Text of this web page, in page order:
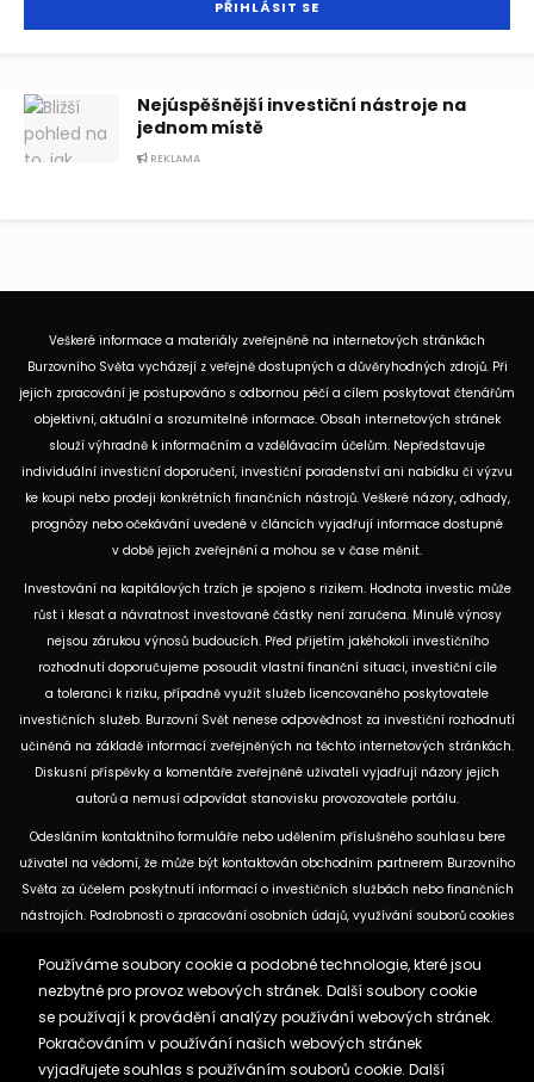
Nejúspěšnější investiční nástroje na
jednom místě
REKLAMA
Veškeré informace a materiály zveřejněné na internetových stránkách
Burzovního Světa vycházejí z veřejně dostupných a důvěryhodných zdrojů. Při
jejich zpracování je postupováno s odbornou péčí a cílem poskytovat čtenářům
objektivní, aktuální a srozumitelné informace. Obsah internetových stránek
slouží výhradně k informačním a vzdělávacím účelům. Nepředstavuje
individuální investiční doporučení, investiční poradenství ani nabídku či výzvu
ke koupi nebo prodeji konkrétních finančních nástrojů. Veškeré názory, odhady,
prognózy nebo očekávání uvedené v článcích vyjadřují informace dostupné
v době jejich zveřejnění a mohou se v čase měnit.
Investování na kapitálových trzích je spojeno s rizikem. Hodnota investic může
růst i klesat a návratnost investované částky není zaručena. Minulé výnosy
nejsou zárukou výnosů budoucích. Před přijetím jakéhokoli investičního
rozhodnutí doporučujeme posoudit vlastní finanční situaci, investiční cíle
a toleranci k riziku, případně využít služeb licencovaného poskytovatele
investičních služeb. Burzovní Svět nenese odpovědnost za investiční rozhodnutí
učiněná na základě informací zveřejněných na těchto internetových stránkách.
Diskusní příspěvky a komentáře zveřejněné uživateli vyjadřují názory jejich
autorů a nemusí odpovídat stanovisku provozovatele portálu.
Odesláním kontaktního formuláře nebo udělením příslušného souhlasu bere
uživatel na vědomí, že může být kontaktován obchodním partnerem Burzovního
Světa za účelem poskytnutí informací o investičních službách nebo finančních
nástrojích. Podrobnosti o zpracování osobních údajů, využívání souborů cookies
dostupných na těchto internetových stránkách. U jednotlivých článků mohou
být uvedeny informace o použitých zdrojích, datu původní analýzy nebo datu,
ke kterému se vztahují uvedené tržní údaje.
Používáme soubory cookie a podobné technologie, které jsou
nezbytné pro provoz webových stránek. Další soubory cookie
se používají k provádění analýzy používání webových stránek.
Pokračováním v používání našich webových stránek
vyjadřujete souhlas s používáním souborů cookie. Další